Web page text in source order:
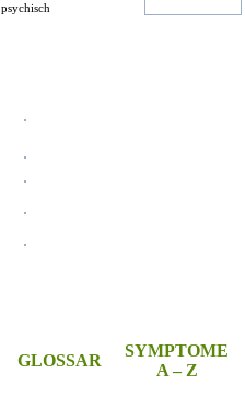
psychisch
GLOSSAR
SYMPTOME
A – Z